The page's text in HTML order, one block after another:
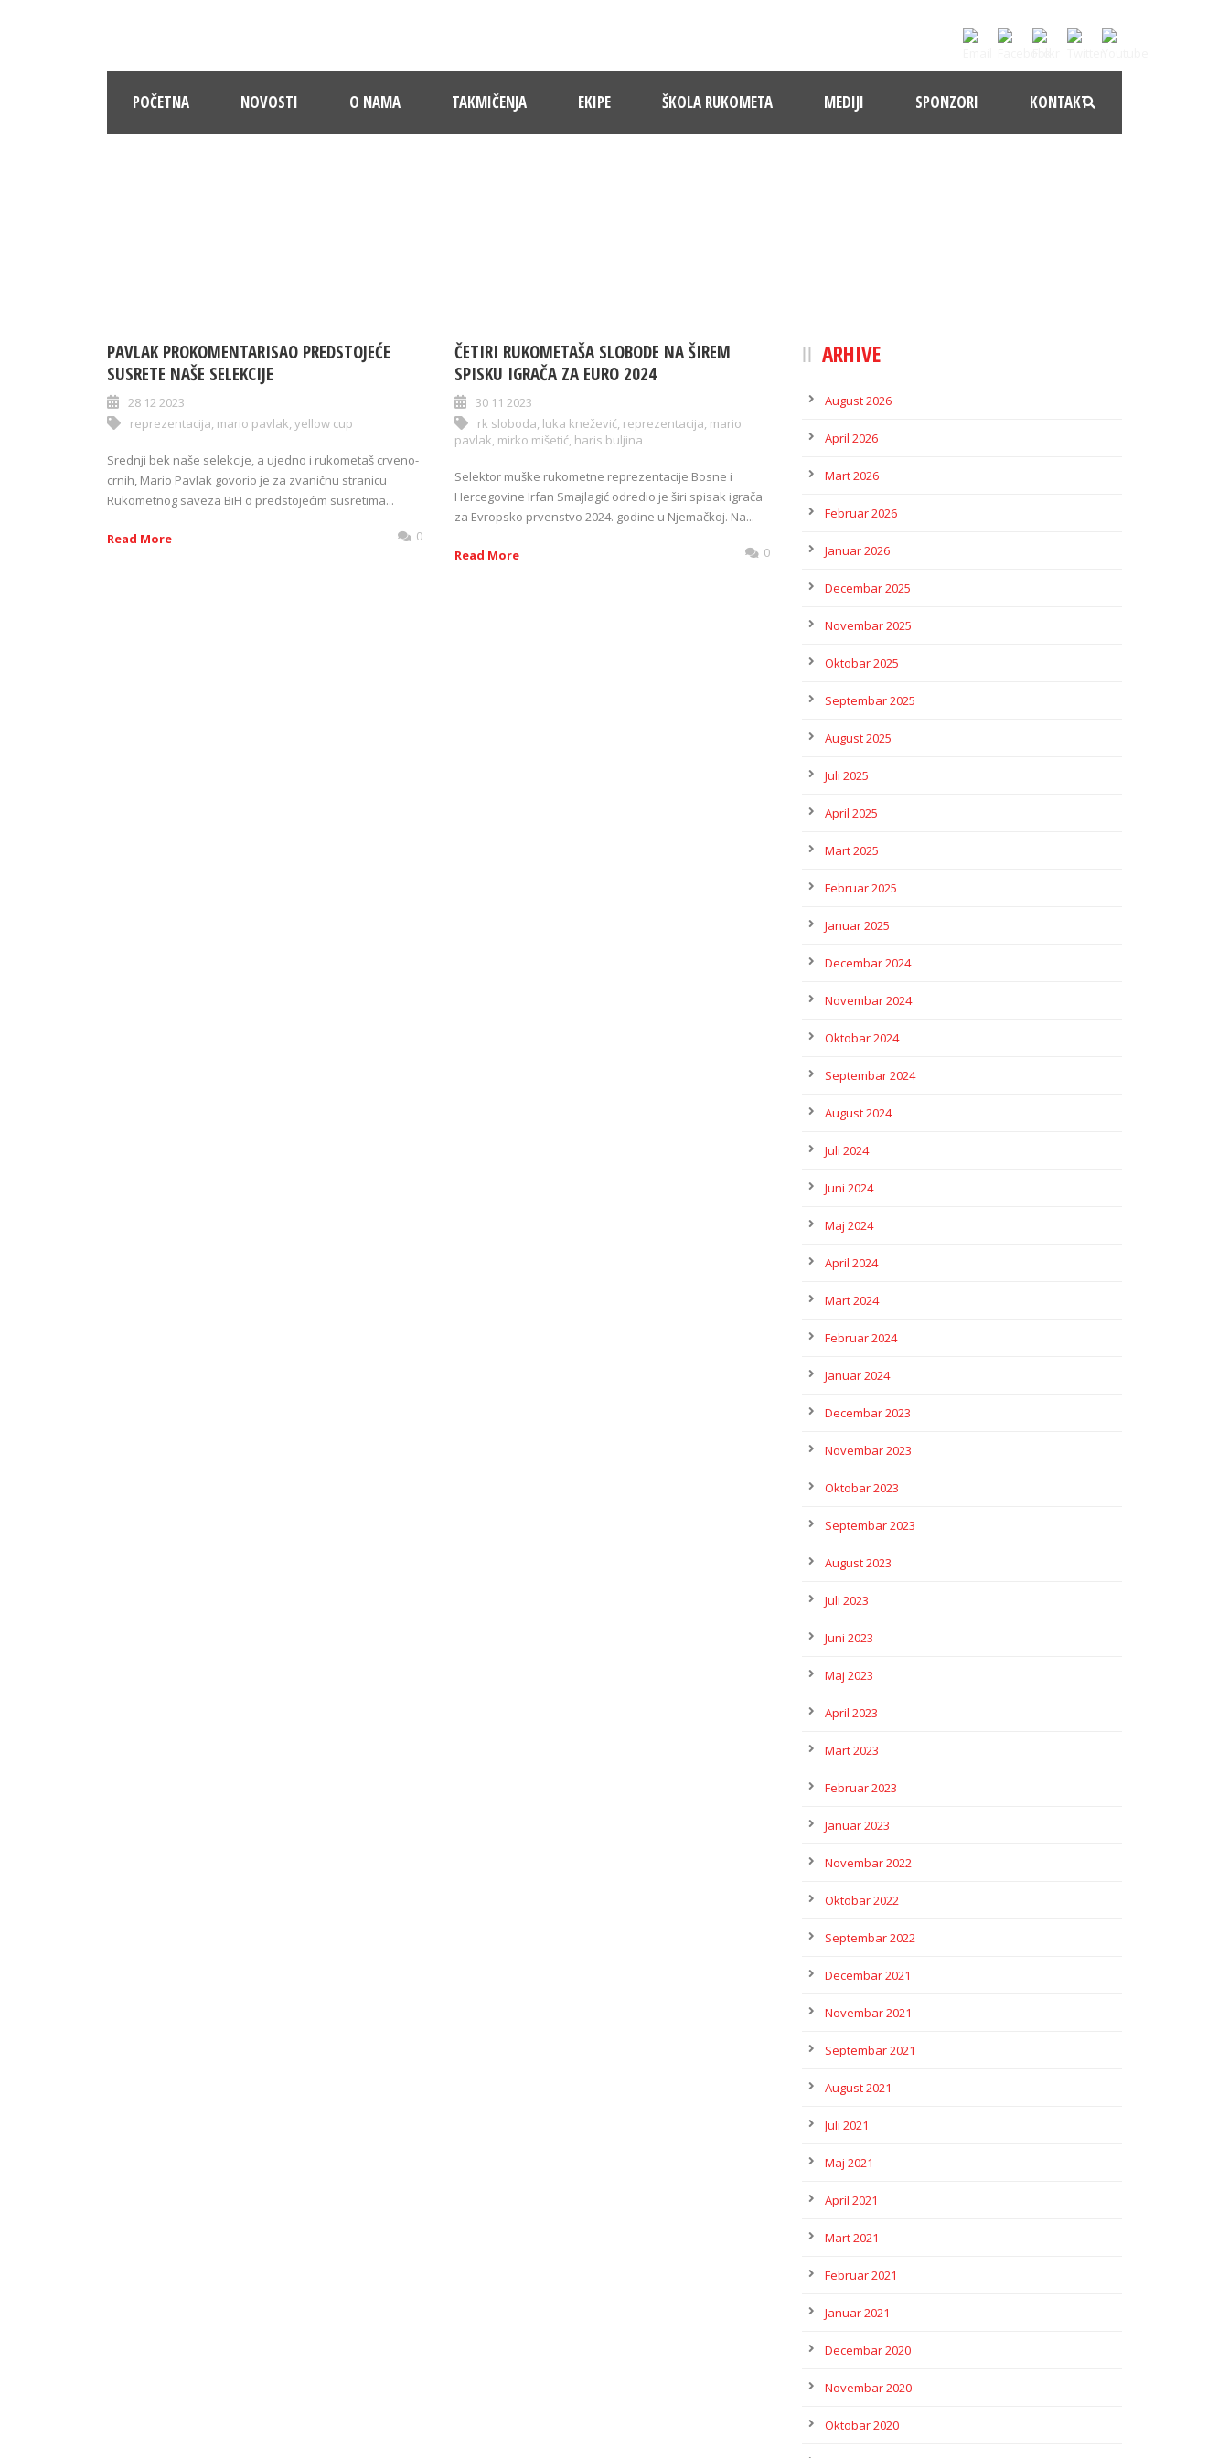
POČETNA NOVOSTI O NAMA TAKMIČENJA EKIPE ŠKOLA RUKOMETA MEDIJI SPONZORI KONTAKT
PAVLAK PROKOMENTARISAO PREDSTOJEĆE
SUSRETE NAŠE SELEKCIJE
28 12 2023
reprezentacija, mario pavlak, yellow cup
Srednji bek naše selekcije, a ujedno i rukometaš crveno-
crnih, Mario Pavlak govorio je za zvaničnu stranicu
Rukometnog saveza BiH o predstojećim susretima...
Read More 0
ČETIRI RUKOMETAŠA SLOBODE NA ŠIREM
SPISKU IGRAČA ZA EURO 2024
30 11 2023
rk sloboda, luka knežević, reprezentacija, mario
pavlak, mirko mišetić, haris buljina
Selektor muške rukometne reprezentacije Bosne i
Hercegovine Irfan Smajlagić odredio je širi spisak igrača
za Evropsko prvenstvo 2024. godine u Njemačkoj. Na...
Read More 0
ARHIVE
August 2026
April 2026
Mart 2026
Februar 2026
Januar 2026
Decembar 2025
Novembar 2025
Oktobar 2025
Septembar 2025
August 2025
Juli 2025
April 2025
Mart 2025
Februar 2025
Januar 2025
Decembar 2024
Novembar 2024
Oktobar 2024
Septembar 2024
August 2024
Juli 2024
Juni 2024
Maj 2024
April 2024
Mart 2024
Februar 2024
Januar 2024
Decembar 2023
Novembar 2023
Oktobar 2023
Septembar 2023
August 2023
Juli 2023
Juni 2023
Maj 2023
April 2023
Mart 2023
Februar 2023
Januar 2023
Novembar 2022
Oktobar 2022
Septembar 2022
Decembar 2021
Novembar 2021
Septembar 2021
August 2021
Juli 2021
Maj 2021
April 2021
Mart 2021
Februar 2021
Januar 2021
Decembar 2020
Novembar 2020
Oktobar 2020